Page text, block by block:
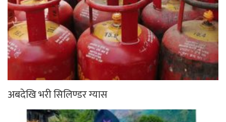
अबदेखि भरी सिलिण्डर ग्यास